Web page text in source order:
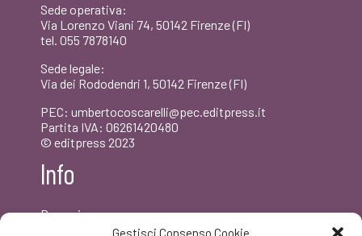
Gestisci Consenso Cookie
Sede operativa:
Via Lorenzo Viani 74, 50142 Firenze (FI)
tel. 055 7878140
Sede legale:
Via dei Rododendri 1, 50142 Firenze (FI)
PEC: umbertocoscarelli@pec.editpress.it
Partita IVA: 06261420480
© editpress 2023
Info
Dove siamo